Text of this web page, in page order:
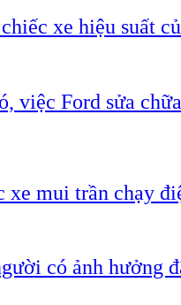
xe hiệu suất
việc Ford sửa
xe mui trần chạy
có ảnh hưởng